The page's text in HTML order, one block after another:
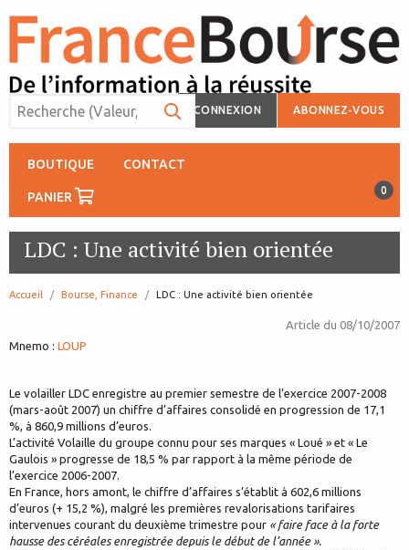
CONNEXION ABONNEZ-VOUS
BOUTIQUE CONTACT
PANIER 0
LDC : Une activité bien orientée
Accueil Bourse, Finance page:
LDC : Une activité bien orientée
Article du 08/10/2007
Mnemo : LOUP
Le volailler LDC enregistre au premier semestre de l’exercice 2007-2008
(mars-août 2007) un chiffre d’affaires consolidé en progression de 17,1
%, à 860,9 millions d’euros.
L’activité Volaille du groupe connu pour ses marques « Loué » et « Le
Gaulois » progresse de 18,5 % par rapport à la même période de
l’exercice 2006-2007.
En France, hors amont, le chiffre d’affaires s’établit à 602,6 millions
d’euros (+ 15,2 %), malgré les premières revalorisations tarifaires
intervenues courant du deuxième trimestre pour « faire face à la forte
hausse des céréales enregistrée depuis le début de l’année ».